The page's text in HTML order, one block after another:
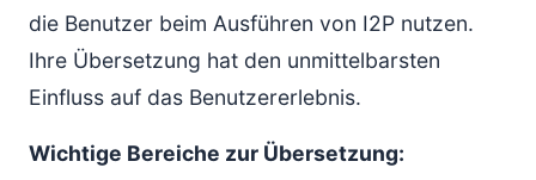
die Benutzer beim Ausführen von I2P nutzen.
Ihre Übersetzung hat den unmittelbarsten
Einfluss auf das Benutzererlebnis.
Wichtige Bereiche zur Übersetzung: